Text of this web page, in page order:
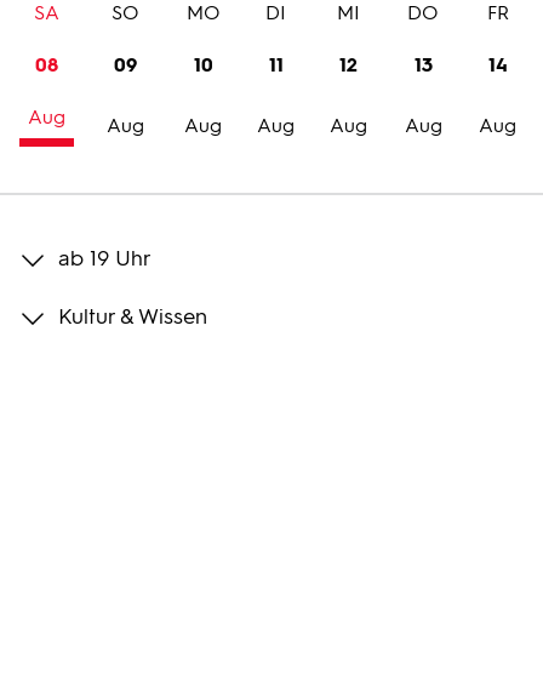
Trailer
Bilder
08
Aug
SA
09
Aug
SO
10
Aug
MO
11
Aug
DI
12
Aug
MI
13
Aug
DO
14
Aug
FR
ab 19 Uhr
Kultur & Wissen